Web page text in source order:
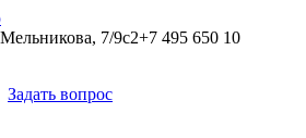
7/9с2+7 495 650 10
Задать вопрос